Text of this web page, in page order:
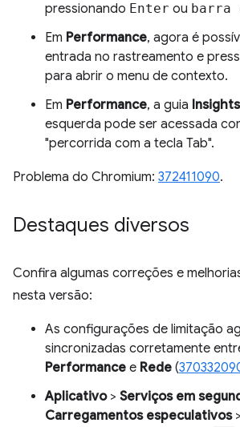
pressionando Enter ou barra
Em Performance, agora é
entrada no rastreamento e
para abrir o menu de contexto.
Em Performance, a guia Insights
esquerda pode ser acessada
"percorrida com a tecla Tab".
Problema do Chromium: 372411090.
Destaques diversos
Confira algumas correções e
nesta versão:
As configurações de limitação
sincronizadas corretamente
Performance e Rede (
Aplicativo> Serviços em
Carregamentos especulativos>